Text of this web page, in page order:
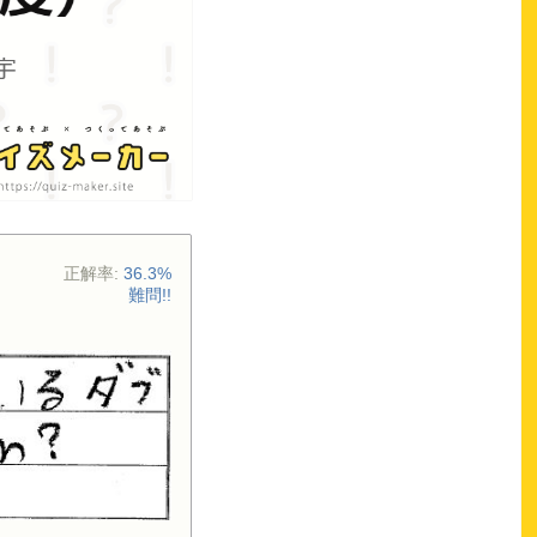
正解率: 36.3%
難問!!